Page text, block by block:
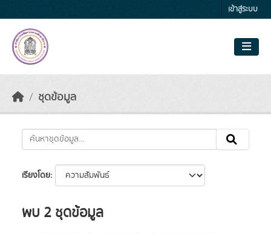
เข้าสู่ระบบ
ชุดข้อมูล
เรียงโดย
พบ 2 ชุดข้อมูล